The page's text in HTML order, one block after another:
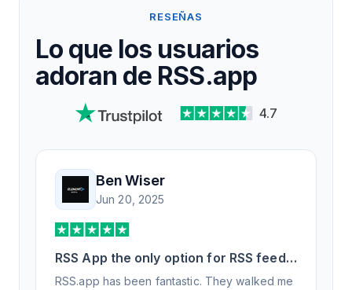
RESEÑAS
Lo que los usuarios
adoran de RSS.app
4.7
Ben Wiser
Jun 20, 2025
RSS App the only option for RSS feed
generation
RSS.app has been fantastic. They walked me